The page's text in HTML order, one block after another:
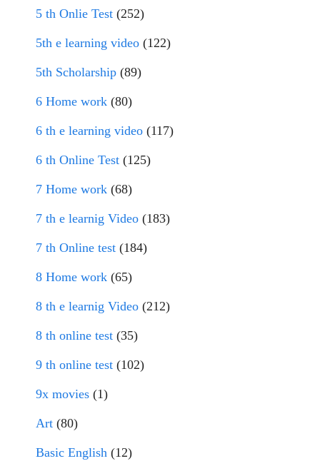
5 th Onlie Test (252)
5th e learning video (122)
5th Scholarship (89)
6 Home work (80)
6 th e learning video (117)
6 th Online Test (125)
7 Home work (68)
7 th e learnig Video (183)
7 th Online test (184)
8 Home work (65)
8 th e learnig Video (212)
8 th online test (35)
9 th online test (102)
9x movies (1)
Art (80)
Basic English (12)